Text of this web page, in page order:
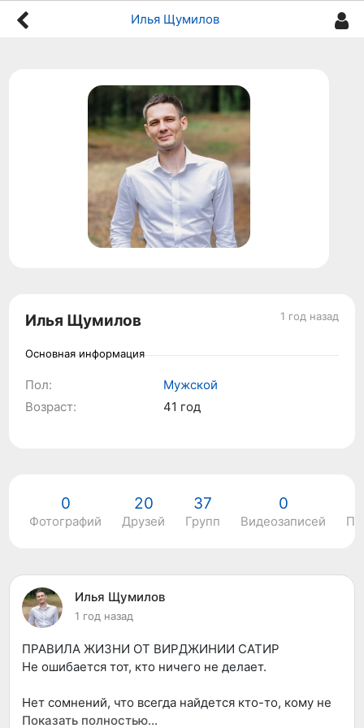
Илья Щумилов
1 год назад
Илья Щумилов
Основная информация
Пол:
Мужской
Возраст:
41 год
0
Фотографий
20
Друзей
37
Групп
0
Видеозаписей
Илья Щумилов
1 год назад
ПРАВИЛА ЖИЗНИ ОТ ВИРДЖИНИИ САТИР
Не ошибается тот, кто ничего не делает.
Нет сомнений, что всегда найдется кто-то, кому не
понравится то, что вы делаете. У всех разные вкусы.
Показать полностью…